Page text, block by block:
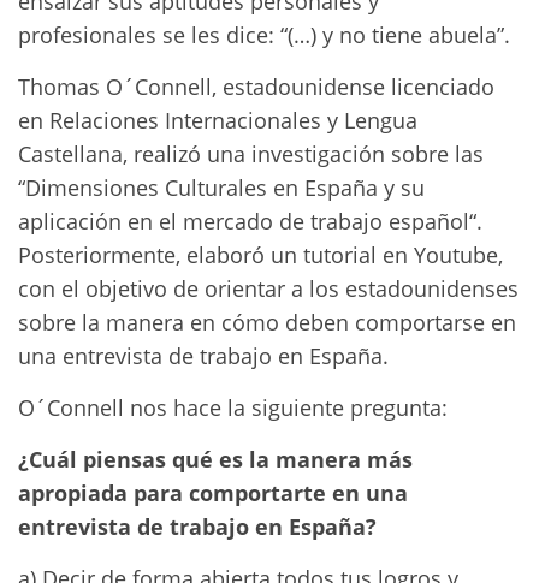
profesionales se les dice: “(…) y no tiene abuela”.
Thomas O´Connell, estadounidense licenciado
en Relaciones Internacionales y Lengua
Castellana, realizó una investigación sobre las
“Dimensiones Culturales en España y su
aplicación en el mercado de trabajo español“.
Posteriormente, elaboró un tutorial en Youtube,
con el objetivo de orientar a los estadounidenses
sobre la manera en cómo deben comportarse en
una entrevista de trabajo en España.
O´Connell nos hace la siguiente pregunta:
¿Cuál piensas qué es la manera más
apropiada para comportarte en una
entrevista de trabajo en España?